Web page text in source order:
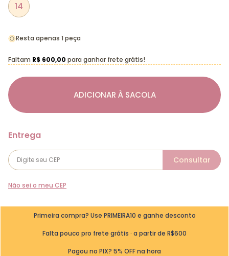
14
ADICIONAR À SACOLA
Resta apenas 1 peça
Faltam R$ 600,00 para ganhar frete grátis!
Não sei o meu CEP
Primeira compra? Use PRIMEIRA10 e ganhe desconto
Falta pouco pro frete grátis · a partir de R$600
Pagou no PIX? 5% OFF na hora